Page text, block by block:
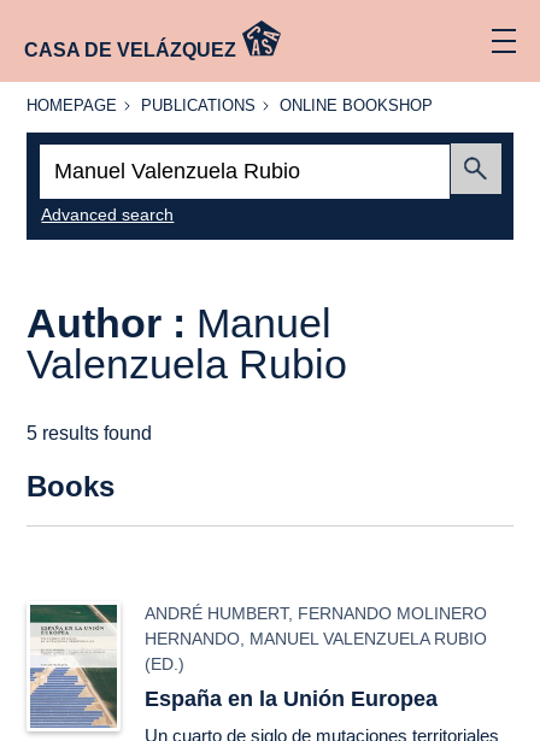
CASA DE VELÁZQUEZ
HOMEPAGE
HOMEPAGE PUBLICATIONS
PUBLICATIONS
ONLINE
ONLINE BOOKSHOP
Advanced search
Author : Manuel
Valenzuela Rubio
5 results found
Books
ANDRÉ HUMBERT, FERNANDO MOLINERO
HERNANDO MANUEL VALENZUELA RUBIO
(ED.)
España en la Unión Europea
Un cuarto de siglo de mutaciones territoriales